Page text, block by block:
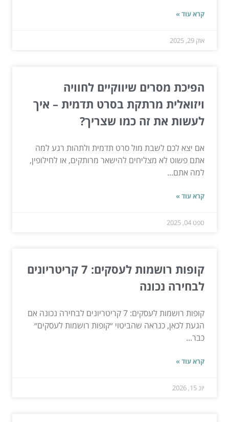
קרא עוד »
אוק 29, 2025
הפיכת מסרים שיווקיים לחוויה
ויזואלית מרתקת בסרט תדמית – איך
לעשות את זה כמו שצריך?
אם יצא לכם לשבת מול סרט תדמית ולתהות רגע למה
אתם פשוט לא מצליחים להישאר מרותקים, או לחילופין,
למה אתם...
קרא עוד »
ספט 04, 2025
קופות רושמות לעסקים: 7 קריטריונים
לבחירה נכונה
קופות רושמות לעסקים: 7 קריטריונים לבחירה נכונה אם
הגעת לכאן, כנראה שהביטוי ״קופות רושמות לעסקים״
כבר...
קרא עוד »
יונ 15, 2026